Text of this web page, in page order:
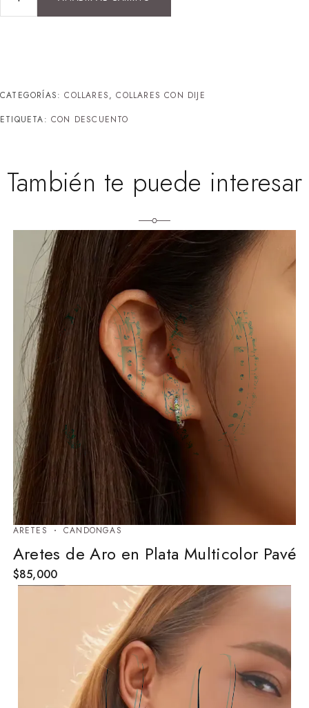
CATEGORÍAS:COLLARES,COLLARES CON DIJE
ETIQUETA: CON DESCUENTO
También te puede interesar
ARETES ⁠CANDONGAS
Aretes de Aro en Plata Multicolor Pavé
$85,000